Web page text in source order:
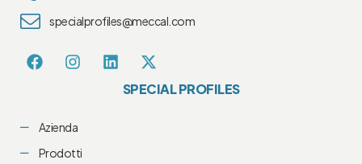
specialprofiles@meccal.com
SPECIAL PROFILES
Azienda
Prodotti